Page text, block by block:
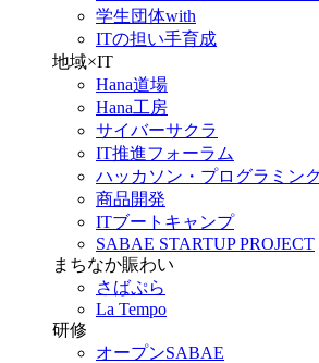
学生団体with
ITの担い手育成
地域×IT
Hana道場
Hana工房
サイバーサクラ
IT推進フォーラム
ハッカソン・プログラミン
商品開発
ITブートキャンプ
SABAE STARTUP PROJECT
まちなか賑わい
さばぷら
La Tempo
研修
オープンSABAE